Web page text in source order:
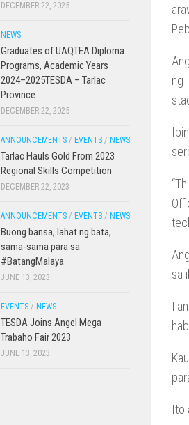
ng
sa
Ito
DECEMBER 22, 2025
NEWS
Graduates of UAQTEA Diploma
Programs, Academic Years
2024–2025TESDA – Tarlac
Province
DECEMBER 22, 2025
ANNOUNCEMENTS / EVENTS / NEWS
Tarlac Hauls Gold From 2023
Regional Skills Competition
DECEMBER 22, 2023
ANNOUNCEMENTS / EVENTS / NEWS
Buong bansa, lahat ng bata,
sama-sama para sa
#BatangMalaya
JUNE 13, 2023
EVENTS / NEWS
TESDA Joins Angel Mega
Trabaho Fair 2023
JUNE 13, 2023